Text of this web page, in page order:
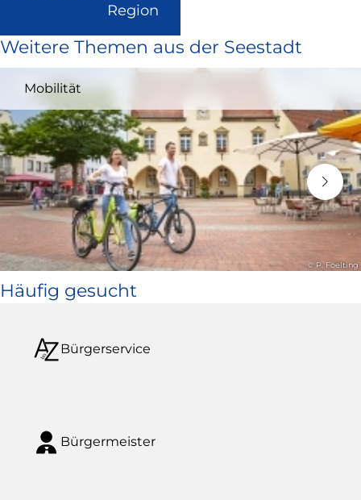
Region
extern
und
in
neuem
Fenster)
Weitere Themen aus der Seestadt
Mobilität
© P. Foelting
Häufig gesucht
Bürgerservice
Bürgermeister